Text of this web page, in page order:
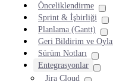
Önceliklendirme
Sprint & İşbirliği
Planlama (Gantt)
Geri Bildirim ve
Sürüm Notları
Entegrasyonlar
Jira Cloud